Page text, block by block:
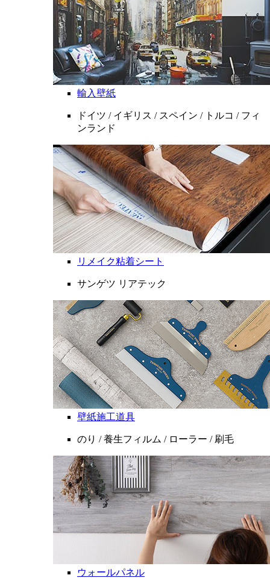
輸入壁紙
ドイツ / イギリス / スペイン / トルコ / フィ
ンランド
リメイク粘着シート
サンゲツ リアテック
壁紙施工道具
のり / 養生フィルム / ローラー / 刷毛
ウォールパネル